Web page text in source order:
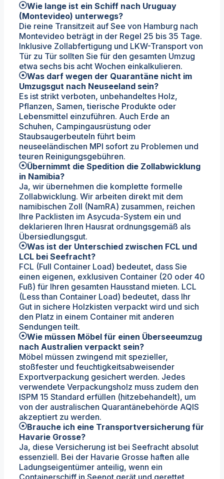
Wie lange ist ein Schiff nach Uruguay
(Montevideo) unterwegs?
Die reine Transitzeit auf See von Hamburg nach
Montevideo beträgt in der Regel 25 bis 35 Tage.
Inklusive Zollabfertigung und LKW-Transport von
Tür zu Tür sollten Sie für den gesamten Umzug
etwa sechs bis acht Wochen einkalkulieren.
Was darf wegen der Quarantäne nicht im
Umzugsgut nach Neuseeland sein?
Es ist strikt verboten, unbehandeltes Holz,
Pflanzen, Samen, tierische Produkte oder
Lebensmittel einzuführen. Auch Erde an
Schuhen, Campingausrüstung oder
Staubsaugerbeuteln führt beim
neuseeländischen MPI sofort zu Problemen und
teuren Reinigungsgebühren.
Übernimmt die Spedition die Zollabwicklung
in Namibia?
Ja, wir übernehmen die komplette formelle
Zollabwicklung. Wir arbeiten direkt mit dem
namibischen Zoll (NamRA) zusammen, reichen
Ihre Packlisten im Asycuda-System ein und
deklarieren Ihren Hausrat ordnungsgemäß als
Übersiedlungsgut.
Was ist der Unterschied zwischen FCL und
LCL bei Seefracht?
FCL (Full Container Load) bedeutet, dass Sie
einen eigenen, exklusiven Container (20 oder 40
Fuß) für Ihren gesamten Hausstand mieten. LCL
(Less than Container Load) bedeutet, dass Ihr
Gut in sichere Holzkisten verpackt wird und sich
den Platz in einem Container mit anderen
Sendungen teilt.
Wie müssen Möbel für einen Überseeumzug
nach Australien verpackt sein?
Möbel müssen zwingend mit spezieller,
stoßfester und feuchtigkeitsabweisender
Exportverpackung gesichert werden. Jedes
verwendete Verpackungsholz muss zudem den
ISPM 15 Standard erfüllen (hitzebehandelt), um
von der australischen Quarantänebehörde AQIS
akzeptiert zu werden.
Brauche ich eine Transportversicherung für
Havarie Grosse?
Ja, diese Versicherung ist bei Seefracht absolut
essenziell. Bei der Havarie Grosse haften alle
Ladungseigentümer anteilig, wenn ein
Containerschiff in Seenot gerät und gerettet